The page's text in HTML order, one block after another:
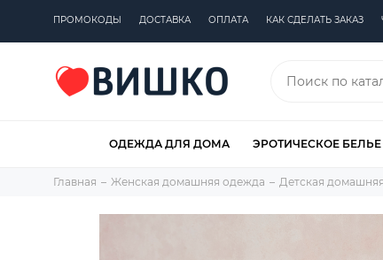
ПРОМОКОДЫ ДОСТАВКА ОПЛАТА КАК СДЕЛАТЬ ЗАКАЗ
ОДЕЖДА ДЛЯ ДОМА ЭРОТИЧЕСКОЕ БЕЛЬЕ
Главная Женская домашняя одежда Детская